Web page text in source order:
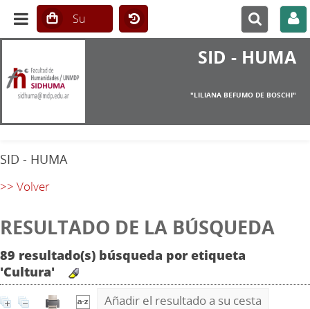
SID - HUMA
"LILIANA BEFUMO DE BOSCHI"
SID - HUMA
>> Volver
RESULTADO DE LA BÚSQUEDA
89 resultado(s) búsqueda por etiqueta
'Cultura'
Añadir el resultado a su cesta